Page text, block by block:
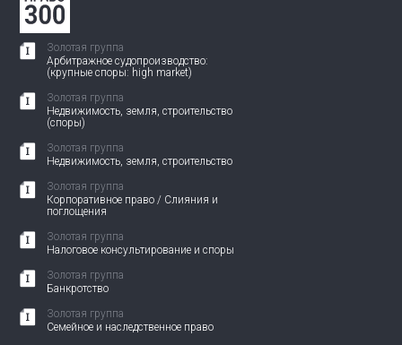
Золотая группа
Арбитражное судопроизводство:
(крупные споры: high market)
Золотая группа
Недвижимость, земля, строительство
(споры)
Золотая группа
Недвижимость, земля, строительство
Золотая группа
Корпоративное право / Слияния и
поглощения
Золотая группа
Налоговое консультирование и споры
Золотая группа
Банкротство
Золотая группа
Семейное и наследственное право